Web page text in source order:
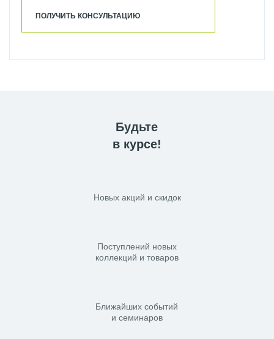
ПОЛУЧИТЬ КОНСУЛЬТАЦИЮ
Будьте
в курсе!
Новых акций и скидок
Поступлений новых
коллекций и товаров
Ближайших событий
и семинаров